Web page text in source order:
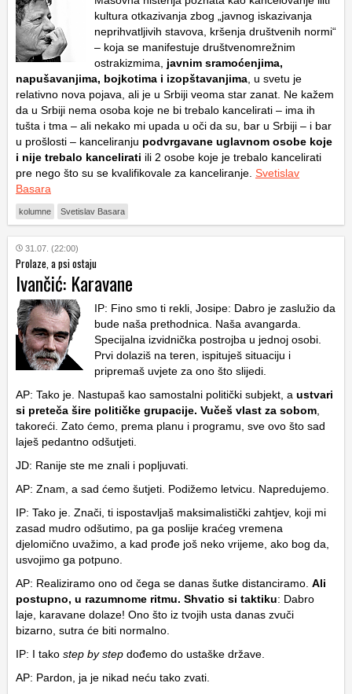
kultura otkazivanja zbog „javnog iskazivanja
neprihvatljivih stavova, kršenja društvenih normi“
– koja se manifestuje društvenomrežnim
ostrakizmima, javnim sramoćenjima,
napušavanjima, bojkotima i izopštavanjima , u svetu je
relativno nova pojava, ali je u Srbiji veoma star zanat. Ne kažem
da u Srbiji nema osoba koje ne bi trebalo kancelirati – ima ih
tušta i tma – ali nekako mi upada u oči da su, bar u Srbiji – i bar
u prošlosti – kanceliranju podvrgavane uglavnom osobe koje
i nije trebalo kancelirati ili 2 osobe koje je trebalo kancelirati
pre nego što su se kvalifikovale za kanceliranje. Svetislav
Basara
kolumne Svetislav Basara
31.07. (22:00)
Prolaze, a psi ostaju
Ivančić: Karavane
IP: Fino smo ti rekli, Josipe: Dabro je zaslužio da
bude naša prethodnica. Naša avangarda.
Specijalna izvidnička postrojba u jednoj osobi.
Prvi dolaziš na teren, ispituješ situaciju i
pripremaš uvjete za ono što slijedi.
AP: Tako je. Nastupaš kao samostalni politički subjekt, a ustvari
si preteča šire političke grupacije. Vučeš vlast za sobom
takoreći. Zato ćemo, prema planu i programu, sve ovo što sad
laješ pedantno odšutjeti.
JD: Ranije ste me znali i popljuvati.
AP: Znam, a sad ćemo šutjeti. Podižemo letvicu. Napredujemo.
IP: Tako je. Znači, ti ispostavljaš maksimalistički zahtjev, koji mi
zasad mudro odšutimo, pa ga poslije kraćeg vremena
djelomično uvažimo, a kad prođe još neko vrijeme, ako bog da,
usvojimo ga potpuno.
AP: Realiziramo ono od čega se danas šutke distanciramo. Ali
postupno, u razumnome ritmu. Shvatio si taktiku: Dabro
laje, karavane dolaze! Ono što iz tvojih usta danas zvuči
bizarno, sutra će biti normalno.
IP: I tako step by step dođemo do ustaške države.
AP: Pardon, ja je nikad neću tako zvati.